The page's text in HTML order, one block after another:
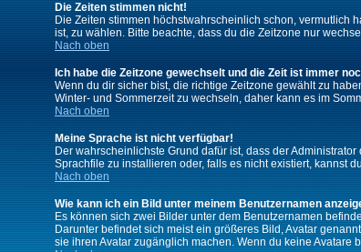
Die Zeiten stimmen nicht!
Die Zeiten stimmen höchstwahrscheinlich schon, vermutlich
ist, zu wählen. Bitte beachte, dass du die Zeitzone nur
Nach oben
Ich habe die Zeitzone gewechselt und die Zeit ist immer
Wenn du dir sicher bist, die richtige Zeitzone gewählt zu
Winter- und Sommerzeit zu wechseln, daher kann es im
Nach oben
Meine Sprache ist nicht verfügbar!
Der wahrscheinlichste Grund dafür ist, dass der
Sprachfile zu installieren oder, falls es nicht existiert, kannst
Nach oben
Wie kann ich ein Bild unter meinem Benutzernamen
Es können sich zwei Bilder unter dem Benutzernamen
Darunter befindet sich meist ein größeres Bild, Avatar
sie ihren Avatar zugänglich machen. Wenn du keine Avatare